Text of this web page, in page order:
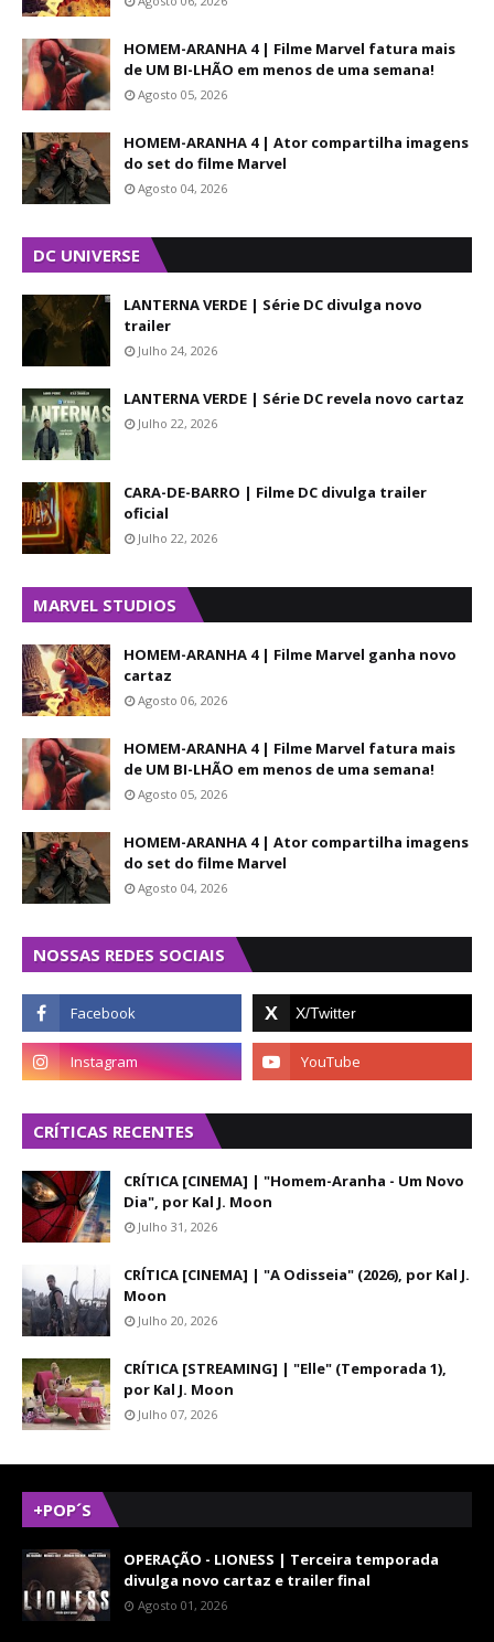
HOMEM-ARANHA 4 | Filme Marvel fatura mais
de UM BI-LHÃO em menos de uma semana!
Agosto 05, 2026
HOMEM-ARANHA 4 | Ator compartilha imagens
do set do filme Marvel
Agosto 04, 2026
DC UNIVERSE
LANTERNA VERDE | Série DC divulga novo
trailer
Julho 24, 2026
LANTERNA VERDE | Série DC revela novo cartaz
Julho 22, 2026
CARA-DE-BARRO | Filme DC divulga trailer
oficial
Julho 22, 2026
MARVEL STUDIOS
HOMEM-ARANHA 4 | Filme Marvel ganha novo
cartaz
Agosto 06, 2026
HOMEM-ARANHA 4 | Filme Marvel fatura mais
de UM BI-LHÃO em menos de uma semana!
Agosto 05, 2026
HOMEM-ARANHA 4 | Ator compartilha imagens
do set do filme Marvel
Agosto 04, 2026
NOSSAS REDES SOCIAIS
CRÍTICAS RECENTES
CRÍTICA [CINEMA] | "Homem-Aranha - Um Novo
Dia", por Kal J. Moon
Julho 31, 2026
CRÍTICA [CINEMA] | "A Odisseia" (2026), por Kal J.
Moon
Julho 20, 2026
CRÍTICA [STREAMING] | "Elle" (Temporada 1),
por Kal J. Moon
Julho 07, 2026
+POP´S
OPERAÇÃO - LIONESS | Terceira temporada
divulga novo cartaz e trailer final
Agosto 01, 2026